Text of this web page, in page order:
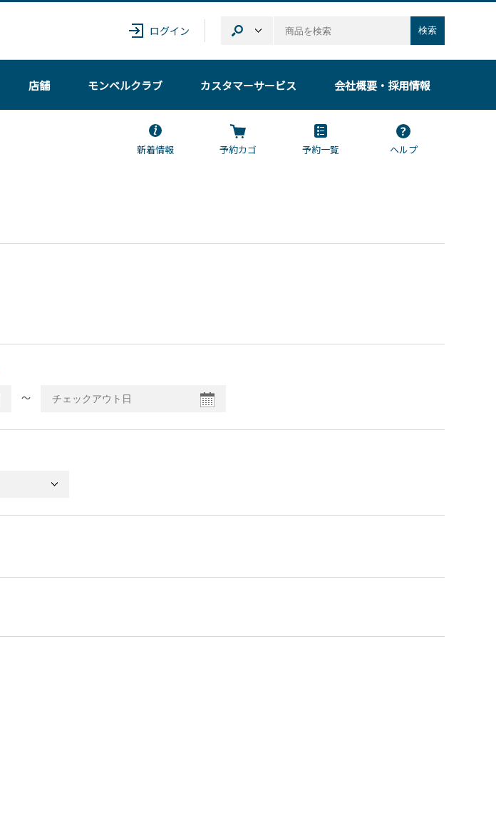
ログイン 検索
店舗 モンベルクラブ カスタマーサービス 会社概要・採用情報
新着情報 予約カゴ 予約一覧
ヘルプ
〜